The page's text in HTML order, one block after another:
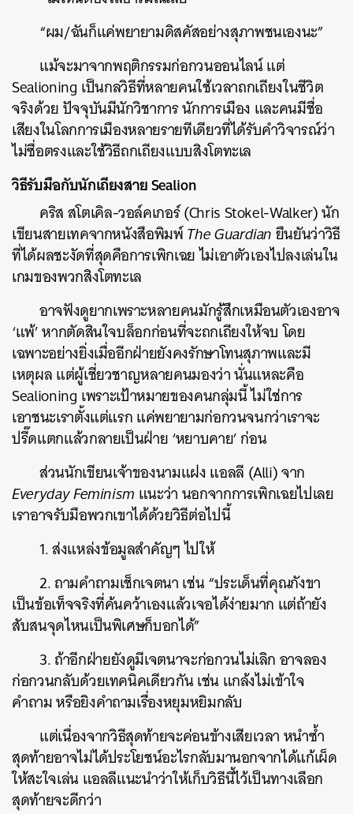
“ผม/ฉันก็แค่พยายามดิสคัสอย่างสุภาพชนเองนะ”
แม้จะมาจากพฤติกรรมก่อกวนออนไลน์ แต่
Sealioning เป็นกลวิธีที่หลายคนใช้เวลาถกเถียงในชีวิต
จริงด้วย ปัจจุบันมีนักวิชาการ นักการเมือง และคนมีชื่อ
เสียงในโลกการเมืองหลายรายทีเดียวที่ได้รับคำวิจารณ์ว่า
ไม่ซื่อตรงและใช้วิธีถกเถียงแบบสิงโตทะเล
วิธีรับมือกับนักเถียงสาย Sealion
คริส สโตเคิล-วอล์คเกอร์ (Chris Stokel-Walker) นัก
เขียนสายเทคจากหนังสือพิมพ์The Guardianยืนยันว่าวิธี
ที่ได้ผลชะงัดที่สุดคือการเพิกเฉย ไม่เอาตัวเองไปลงเล่นใน
เกมของพวกสิงโตทะเล
อาจฟังดูยากเพราะหลายคนมักรู้สึกเหมือนตัวเองอาจ
‘แพ้’ หากตัดสินใจบล็อกก่อนที่จะถกเถียงให้จบ โดย
เฉพาะอย่างยิ่งเมื่ออีกฝ่ายยังคงรักษาโทนสุภาพและมี
เหตุผล แต่ผู้เชี่ยวชาญหลายคนมองว่า นั่นแหละคือ
Sealioning เพราะเป้าหมายของคนกลุ่มนี้ ไม่ใช่การ
เอาชนะเราตั้งแต่แรก แค่พยายามก่อกวนจนกว่าเราจะ
ปรี๊ดแตกแล้วกลายเป็นฝ่าย ‘หยาบคาย’ ก่อน
ส่วนนักเขียนเจ้าของนามแฝง แอลลี (Alli) จาก
Everyday Feminism แนะว่า นอกจากการเพิกเฉยไปเลย
เราอาจรับมือพวกเขาได้ด้วยวิธีต่อไปนี้
1. ส่งแหล่งข้อมูลสำคัญๆ ไปให้
2. ถามคำถามเช็กเจตนา เช่น “ประเด็นที่คุณกังขา
เป็นข้อเท็จจริงที่ค้นคว้าเองแล้วเจอได้ง่ายมาก แต่ถ้ายัง
สับสนจุดไหนเป็นพิเศษก็บอกได้”
3. ถ้าอีกฝ่ายยังดูมีเจตนาจะก่อกวนไม่เลิก อาจลอง
ก่อกวนกลับด้วยเทคนิคเดียวกัน เช่น แกล้งไม่เข้าใจ
คำถาม หรือยิงคำถามเรื่องหยุมหยิมกลับ
แต่เนื่องจากวิธีสุดท้ายจะค่อนข้างเสียเวลา หนำซ้ำ
สุดท้ายอาจไม่ได้ประโยชน์อะไรกลับมานอกจากได้แก้เผ็ด
ให้สะใจเล่น แอลลีแนะนำว่าให้เก็บวิธีนี้ไว้เป็นทางเลือก
สุดท้ายจะดีกว่า
ค้นหา
SHARE TWEET LINE EMAIL